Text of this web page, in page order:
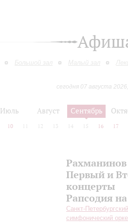
Большой зал Малый зал
сегодня 07 августа
Июль Август Сентябрь
10 12 13 14 15 16 17
Рахманинов
Первый и
концерты
Рапсодия
Санкт-
симфонический